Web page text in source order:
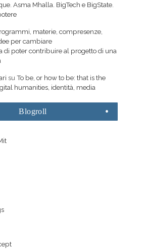
Asma Mhalla. BigTech e BigState.
materie, compresenze,
per cambiare
di poter contribuire al progetto di una
suTo be, or how to be: that is the
humanities, identità, media
Blogroll